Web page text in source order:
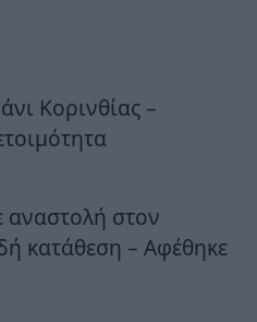
Κορινθίας –
αναστολή στον
κατάθεση – Αφέθηκε